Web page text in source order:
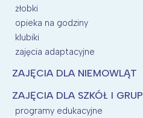
żłobki
opieka na godziny
klubiki
zajęcia adaptacyjne
ZAJĘCIA DLA NIEMOWLĄT
ZAJĘCIA DLA SZKÓŁ I GRUP
programy edukacyjne